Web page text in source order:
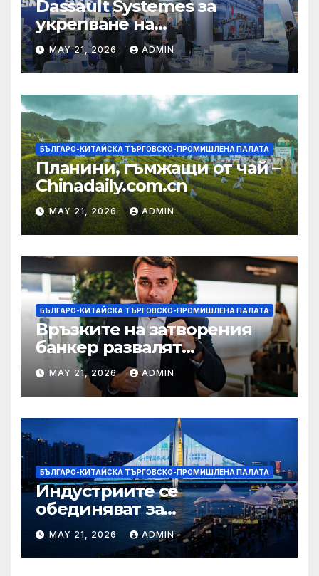
Dassault Systemes за
укрепване на
изграждането на AI
екосистема в Китай
MAY 21, 2026 ADMIN
БЪЛГАРО-КИТАЙСКА ТЪРГОВСКО-ПРОМИШЛЕНА ПАЛАТА
Планини, гъмжащи от чай –
Chinadaily.com.cn
MAY 21, 2026 ADMIN
БЪЛГАРО-КИТАЙСКА ТЪРГОВСКО-ПРОМИШЛЕНА ПАЛАТА
Връзките на затворения
банкер развалят
надеждите на Флавио
Болсонаро за президент на
Бразилия
MAY 21, 2026 ADMIN
БЪЛГАРО-КИТАЙСКА ТЪРГОВСКО-ПРОМИШЛЕНА ПАЛАТА
Индустриите се
обединяват за
висококачествен растеж на
културния и
туристическия сектор
MAY 21, 2026 ADMIN